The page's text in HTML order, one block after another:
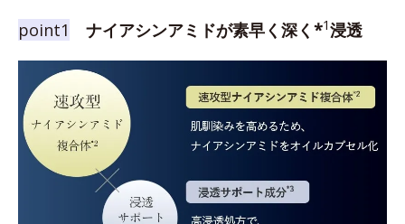
point1 ナイアシンアミドが素早く深く*1浸透